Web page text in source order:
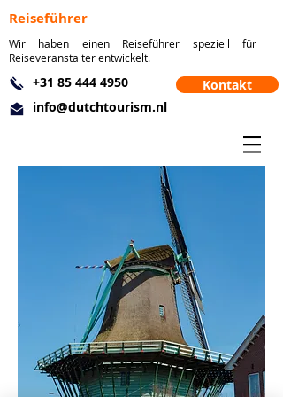
Reiseführer
Wir haben einen Reiseführer speziell für
Reiseveranstalter entwickelt.
+31 85 444 4950
info@dutchtourism.nl
Kontakt